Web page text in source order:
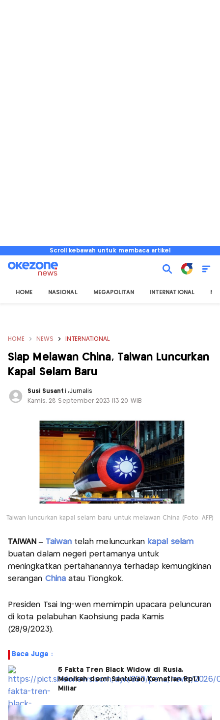
Scroll kebawah untuk membaca artikel
HOME NASIONAL MEGAPOLITAN INTERNATIONAL
HOME NEWS INTERNATIONAL
Siap Melawan China, Taiwan Luncurkan
Kapal Selam Baru
Susi Susanti ,Jurnalis
Kamis, 28 September 2023 |13:20 WIB
Taiwan luncurkan kapal selam baru untuk melawan China (Foto: AFP)
TAIWAN – Taiwantelah meluncurkan kapal selam
buatan dalam negeri pertamanya untuk
meningkatkan pertahanannya terhadap kemungkinan
serangan China atau Tiongkok.
Presiden Tsai Ing-wen memimpin upacara peluncuran
di kota pelabuhan Kaohsiung pada Kamis
(28/9/2023).
Baca Juga :
5 Fakta Tren Black Widow di Rusia,
Menikah demi Santunan Kematian Rp1,1
Miliar